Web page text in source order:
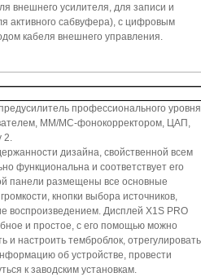
внешнего усилителя, для записи и
активного сабвуфера), с цифровым
кабеля внешнего управления.
профессионального уровня
MM/MC-фонокорректором, ЦАП,
2.
дизайна, свойственной всем
функциональна и соответствует его
панели размещены все основные
кнопки выбора источников,
воспроизведением. Дисплей X1S PRO
и простое, с его помощью можно
и настроить темброблок, отрегулировать
об устройстве, провести
к заводским установкам.